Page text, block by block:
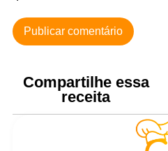
Compartilhe essa
receita